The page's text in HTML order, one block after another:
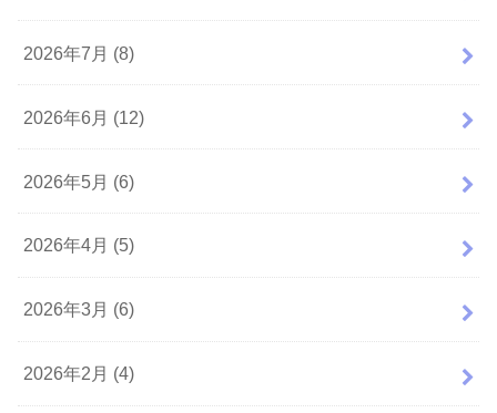
2026年7月 (8)
2026年6月 (12)
2026年5月 (6)
2026年4月 (5)
2026年3月 (6)
2026年2月 (4)